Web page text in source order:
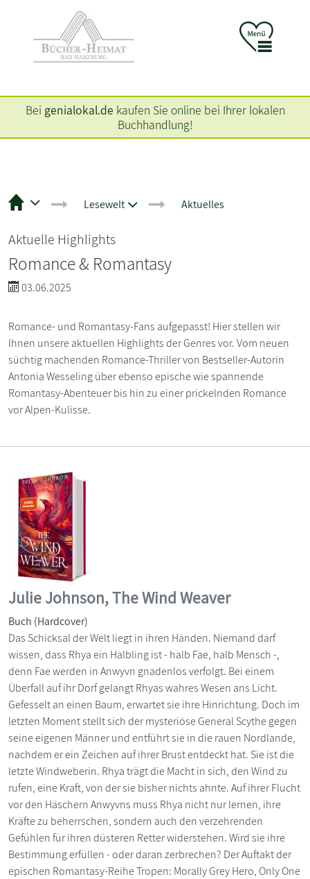
Bei genialokal.de kaufen Sie online bei Ihrer lokalen
Buchhandlung!
Lesewelt Aktuelles
Aktuelle Highlights
Romance & Romantasy
03.06.2025
Romance- und Romantasy-Fans aufgepasst! Hier stellen wir
Ihnen unsere aktuellen Highlights der Genres vor. Vom neuen
süchtig machenden Romance-Thriller von Bestseller-Autorin
Antonia Wesseling über ebenso epische wie spannende
Romantasy-Abenteuer bis hin zu einer prickelnden Romance
vor Alpen-Kulisse.
Julie Johnson, The Wind Weaver
Buch (Hardcover)
Das Schicksal der Welt liegt in ihren Händen. Niemand darf
wissen, dass Rhya ein Halbling ist - halb Fae, halb Mensch -,
denn Fae werden in Anwyvn gnadenlos verfolgt. Bei einem
Überfall auf ihr Dorf gelangt Rhyas wahres Wesen ans Licht.
Gefesselt an einen Baum, erwartet sie ihre Hinrichtung. Doch im
letzten Moment stellt sich der mysteriöse General Scythe gegen
seine eigenen Männer und entführt sie in die rauen Nordlande,
nachdem er ein Zeichen auf ihrer Brust entdeckt hat. Sie ist die
letzte Windweberin. Rhya trägt die Macht in sich, den Wind zu
rufen, eine Kraft, von der sie bisher nichts ahnte. Auf ihrer Flucht
vor den Häschern Anwyvns muss Rhya nicht nur lernen, ihre
Kräfte zu beherrschen, sondern auch den verzehrenden
Gefühlen für ihren düsteren Retter widerstehen. Wird sie ihre
Bestimmung erfüllen - oder daran zerbrechen? Der Auftakt der
epischen Romantasy-Reihe Tropen: Morally Grey Hero, Only One